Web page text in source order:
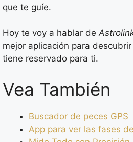
que te guíe.
Hoy te voy a hablar de
mejor aplicación para
tiene reservado para ti.
Vea También
Buscador de peces GPS
App para ver las fases